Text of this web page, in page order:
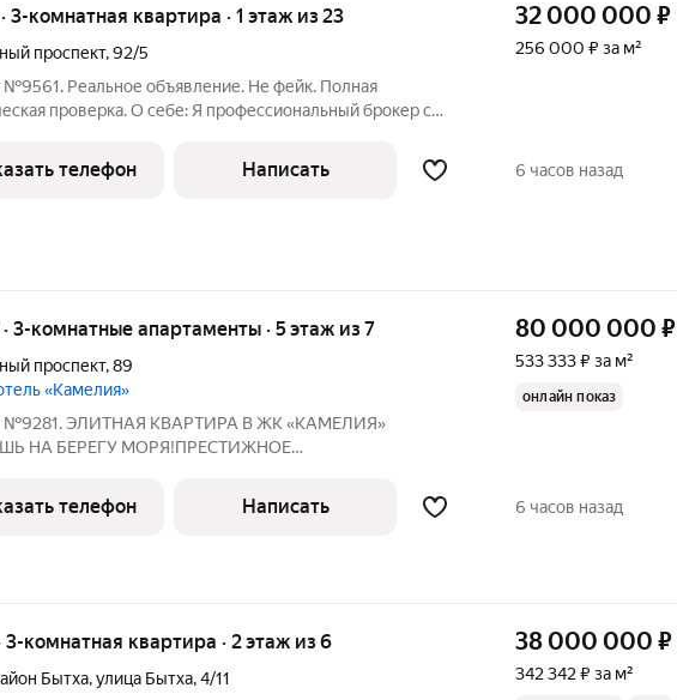
· 3-комнатная квартира · 1 этаж из 23
проспект,92/5
Реальное объявление. Не фейк. Полная
проверка. О себе: Я профессиональный брокер с
в мир курортной недвижимости.Роскошная
в сердце Сочи, в престижном
32 000 000 ₽
256 000 ₽ за м²
телефон Написать 6 часов назад
· 3-комнатные апартаменты · 5 этаж из 7
проспект,89
«Камелия»
№9281. ЭЛИТНАЯ КВАРТИРА В ЖК «КАМЕЛИЯ»
НА БЕРЕГУ МОРЯ!ПРЕСТИЖНОЕ
побережьяОкружение элитных санаториев10
до парка «Дендрарий»Неповторимые виды на
80 000 000 ₽
533 333 ₽ за м²
онлайн показ
телефон Написать 6 часов назад
· 3-комнатная квартира · 2 этаж из 6
Бытха,улица Бытха,4/11
38 000 000 ₽
342 342 ₽ за м²